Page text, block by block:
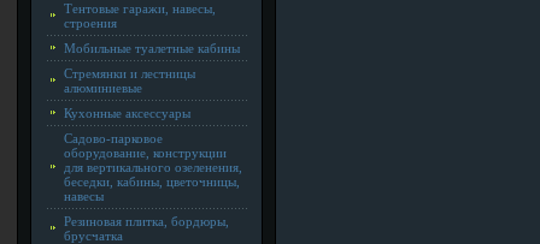
Тентовые гаражи, навесы,
строения
Мобильные туалетные кабины
Стремянки и лестницы
алюминиевые
Кухонные аксессуары
Садово-парковое
оборудование, конструкции
для вертикального озеленения,
беседки, кабины, цветочницы,
навесы
Резиновая плитка, бордюры,
брусчатка